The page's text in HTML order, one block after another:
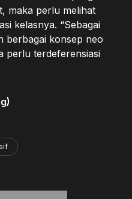
maka perlu melihat
kelasnya. “Sebagai
berbagai konsep neo
perlu terdeferensiasi